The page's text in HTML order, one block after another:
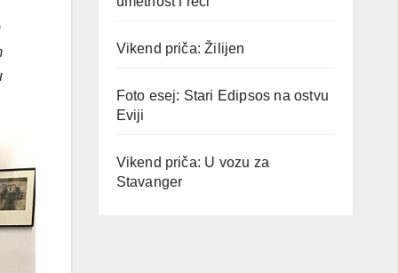
Vikend priča: Žilijen
Foto esej: Stari Edipsos na ostvu
Eviji
Vikend priča: U vozu za
Stavanger